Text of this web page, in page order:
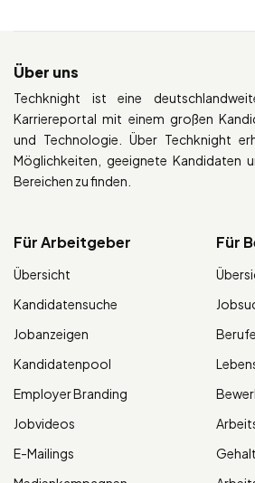
Über uns
Techknight ist eine
Karriereportal mit einem großen
und Technologie. Über Techknight
Möglichkeiten, geeignete Kandidaten
Bereichen zu finden.
Für Arbeitgeber
Übersicht
Kandidatensuche
Jobanzeigen
Kandidatenpool
Employer Branding
Jobvideos
E-Mailings
Für
Berufe
Gehalt